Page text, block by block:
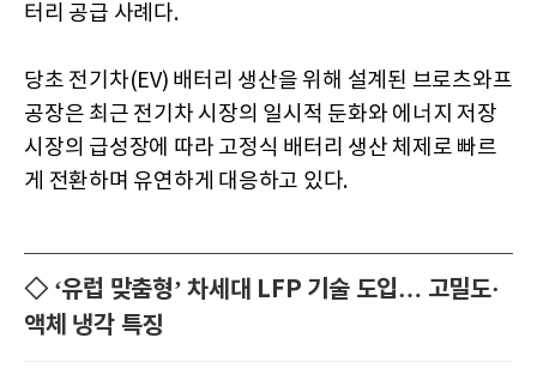
터리 공급 사례다.
당초 전기차(EV) 배터리 생산을 위해 설계된 브로츠와프
공장은 최근 전기차 시장의 일시적 둔화와 에너지 저장
시장의 급성장에 따라 고정식 배터리 생산 체제로 빠르
게 전환하며 유연하게 대응하고 있다.
◇ ‘유럽 맞춤형’ 차세대 LFP 기술 도입… 고밀도·
액체 냉각 특징